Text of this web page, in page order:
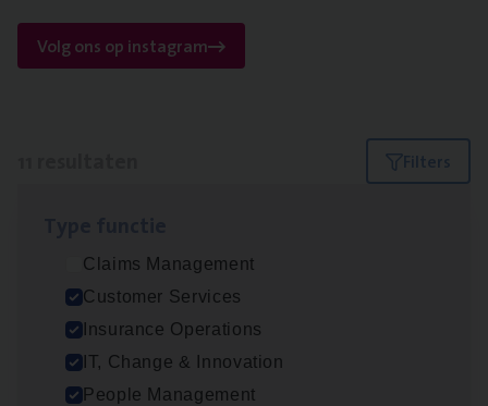
Volg ons op instagram
Filters
Claims Management
Customer Services
Insurance Operations
IT, Change & Innovation
People Management
Busi­ness Analyst
IT, Change & Innovation
Antwerpen